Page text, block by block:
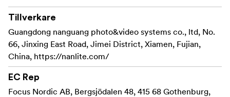
Tillverkare
Guangdong nanguang photo&video systems co., ltd, No.
66, Jinxing East Road, Jimei District, Xiamen, Fujian,
China, https://nanlite.com/
EC Rep
Focus Nordic AB, Bergsjödalen 48, 415 68 Gothenburg,